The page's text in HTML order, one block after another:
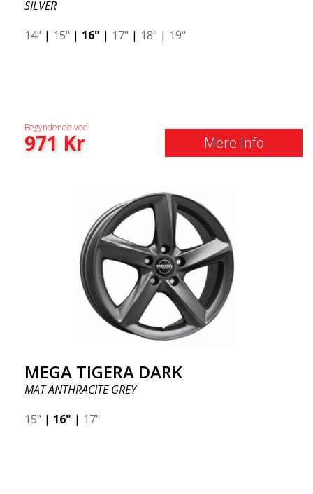
SILVER
14" | 15" | 16" | 17" | 18" | 19"
Begyndende ved:
971 Kr Mere Info
MEGA TIGERA DARK
MAT ANTHRACITE GREY
15" | 16" | 17"